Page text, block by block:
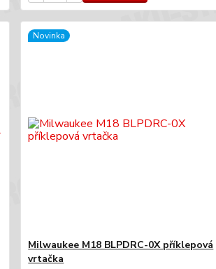
Novinka
Milwaukee M18 BLPDRC-0X příklepová
vrtačka